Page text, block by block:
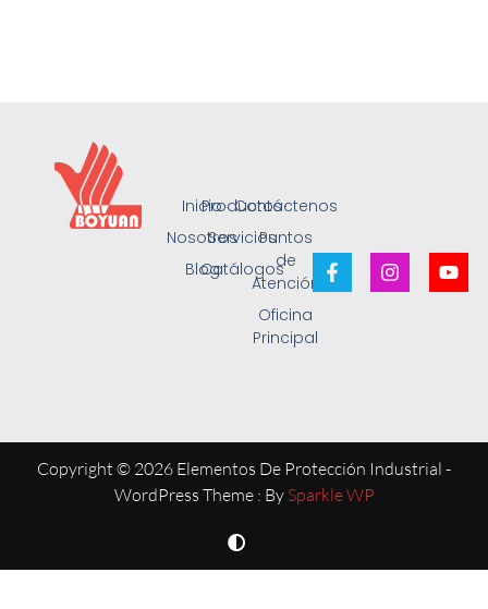
Inicio
Nosotros
Blog
Productos
Servicios
Catálogos
Contáctenos
Puntos
de
Atención
Oficina
Principal
Copyright © 2026 Elementos De Protección Industrial -
WordPress Theme : By Sparkle WP